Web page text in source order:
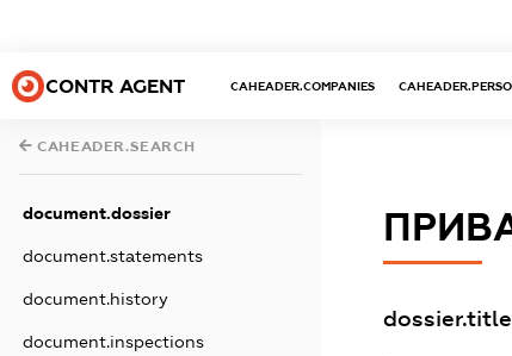
CONTR AGENT CAHEADER.COMPANIES
CAHEADER.SEARCH
document.dossier
document.statements
document.history
document.inspections
dossier.title